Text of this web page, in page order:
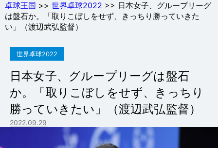
卓球王国 >> 世界卓球2022 >> 日本女子、グループリーグ
は盤石か。「取りこぼしをせず、きっちり勝っていきた
い」（渡辺武弘監督）
世界卓球2022
日本女子、グループリーグは盤石
か。「取りこぼしをせず、きっちり
勝っていきたい」（渡辺武弘監督）
2022.09.29